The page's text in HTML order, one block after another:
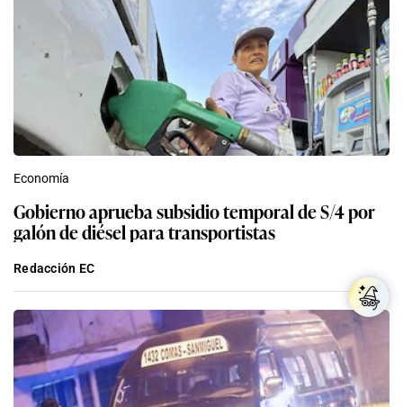
Economía
Gobierno aprueba subsidio temporal de S/4 por
galón de diésel para transportistas
Redacción EC